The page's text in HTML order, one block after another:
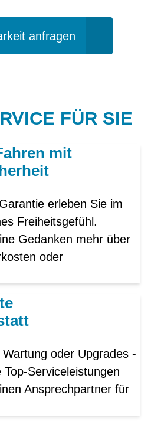
anfragen
FÜR SIE
mit
erleben Sie im
Freiheitsgefühl.
Gedanken mehr über
oder
oder Upgrades -
Serviceleistungen
Ansprechpartner für